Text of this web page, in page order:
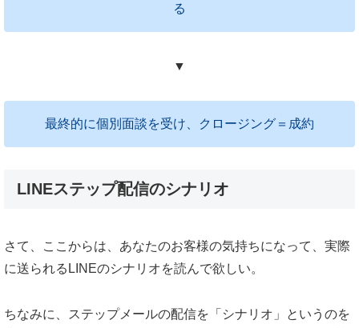
る
▼
最終的に個別面談を受け、クロージング＝成約
LINEステップ配信のシナリオ
さて、ここからは、あなたのお客様の気持ちになって、実際
に送られるLINEのシナリオを読んで欲しい。
ちなみに、ステップメールの配信を「シナリオ」というのを